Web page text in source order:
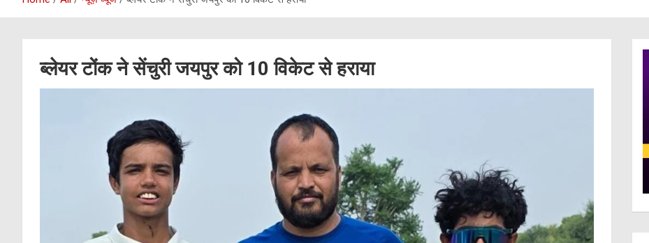
ब्लेयर टोंक ने सेंचुरी जयपुर को 10 विकेट से हराया